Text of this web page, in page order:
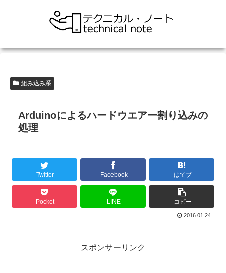
組み込み系
Arduinoによるハードウエアー割り込みの
処理
Twitter Facebook はてブ
Pocket LINE コピー
2016.01.24
スポンサーリンク